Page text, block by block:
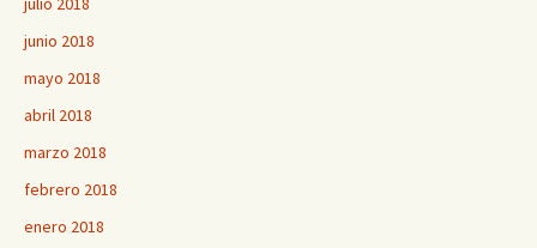
junio 2018
mayo 2018
abril 2018
marzo 2018
febrero 2018
enero 2018